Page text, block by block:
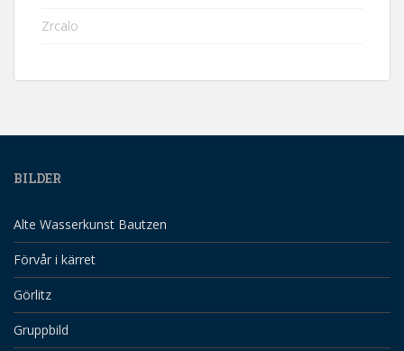
Zrcalo
BILDER
Alte Wasserkunst Bautzen
Förvår i kärret
Görlitz
Gruppbild